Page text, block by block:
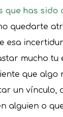
que has sido
quedarte
esa
mucho tu
que algo
un vínculo,
alguien o